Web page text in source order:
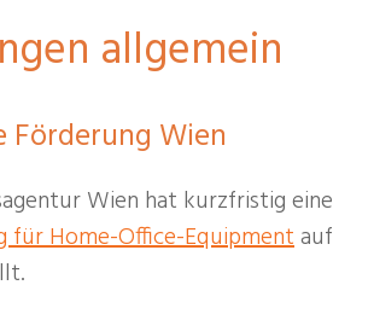
allgemein
Förderung Wien
Wien hat kurzfristig eine
für Home-Office-Equipmentauf